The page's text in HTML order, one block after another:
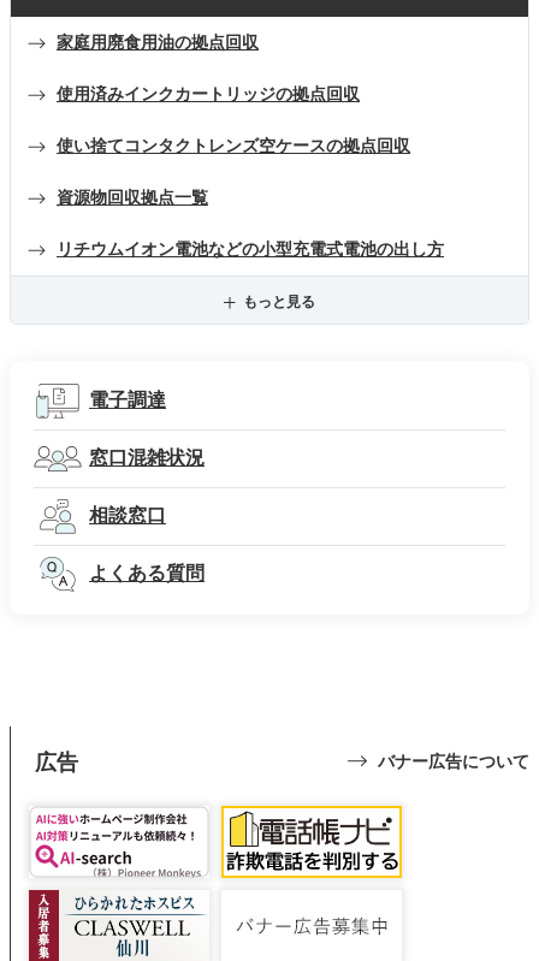
家庭用廃食用油の拠点回収
使用済みインクカートリッジの拠点回収
使い捨てコンタクトレンズ空ケースの拠点回収
資源物回収拠点一覧
リチウムイオン電池などの小型充電式電池の出し方
もっと見る
電子調達
窓口混雑状況
相談窓口
よくある質問
広告 バナー広告について